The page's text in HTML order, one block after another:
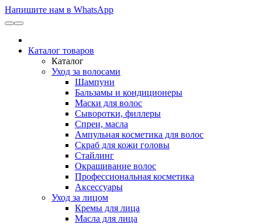
Напишите нам в WhatsApp
Каталог товаров
Каталог
Уход за волосами
Шампуни
Бальзамы и кондиционеры
Маски для волос
Сыворотки, филлеры
Спреи, масла
Ампульная косметика для волос
Скраб для кожи головы
Стайлинг
Окрашивание волос
Профессиональная косметика
Аксессуары
Уход за лицом
Кремы для лица
Масла для лица